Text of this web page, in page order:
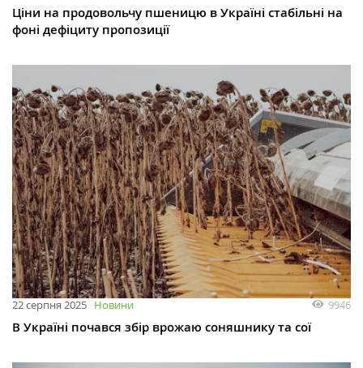
Ціни на продовольчу пшеницю в Україні стабільні на
фоні дефіциту пропозиції
22 серпня 2025 Новини 9946
В Україні почався збір врожаю соняшнику та сої